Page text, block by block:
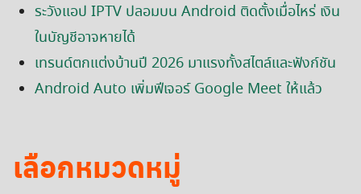
ระวังแอป IPTV ปลอมบน Android ติดตั้งเมื่อไหร่ เงิน
ในบัญชีอาจหายได้
เทรนด์ตกแต่งบ้านปี 2026 มาแรงทั้งสไตล์และฟังก์ชัน
Android Auto เพิ่มฟีเจอร์ Google Meet ให้แล้ว
เลือกหมวดหมู่